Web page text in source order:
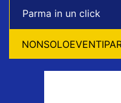
Parma in un click